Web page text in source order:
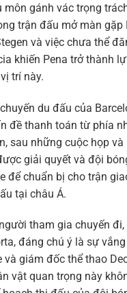
môn gánh vác trọng
trận đấu mở màn gặp
và việc chưa thể
khiến Pena trở thành
trí này.
du đấu của
đề thanh toán từ phía
sau những cuộc họp
giải quyết và đội
để chuẩn bị cho trận
tại châu Á.
tham gia chuyến
đáng chú ý là sự
và giám đốc thể thao
vật quan trọng này